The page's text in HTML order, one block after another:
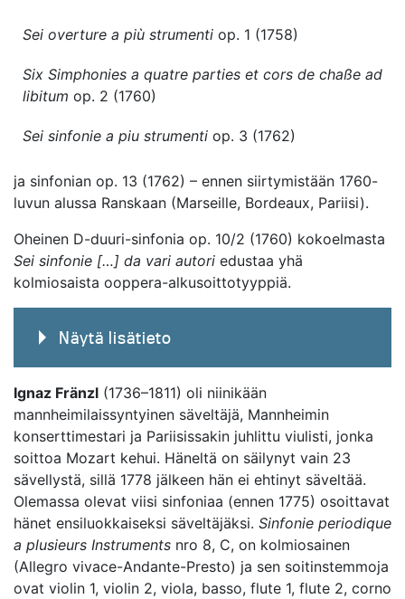
Sei overture a più strumenti op. 1 (1758)
Six Simphonies a quatre parties et cors de chaße ad
libitum op. 2 (1760)
Sei sinfonie a piu strumenti op. 3 (1762)
ja sinfonian op. 13 (1762) – ennen siirtymistään 1760-
luvun alussa Ranskaan (Marseille, Bordeaux, Pariisi).
Oheinen D-duuri-sinfonia op. 10/2 (1760) kokoelmasta
Sei sinfonie […] da vari autori edustaa yhä
kolmiosaista ooppera-alkusoittotyyppiä.
Näytä lisätieto
Ignaz Fränzl (1736–1811) oli niinikään
mannheimilaissyntyinen säveltäjä, Mannheimin
konserttimestari ja Pariisissakin juhlittu viulisti, jonka
soittoa Mozart kehui. Häneltä on säilynyt vain 23
sävellystä, sillä 1778 jälkeen hän ei ehtinyt säveltää.
Olemassa olevat viisi sinfoniaa (ennen 1775) osoittavat
hänet ensiluokkaiseksi säveltäjäksi. Sinfonie periodique
a plusieurs Instruments nro 8, C, on kolmiosainen
(Allegro vivace-Andante-Presto) ja sen soitinstemmoja
ovat violin 1, violin 2, viola, basso, flute 1, flute 2, corno